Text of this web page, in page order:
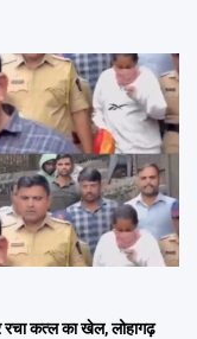
कत्ल का खेल, लोहागढ़